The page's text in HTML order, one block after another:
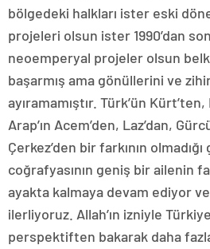
bölgedeki halkları ister eski
projeleri olsun ister 1990’dan
neoemperyal projeler olsun
başarmış ama gönüllerini ve
ayıramamıştır. Türk’ün
Arap’ın Acem’den, Laz’dan,
Çerkez’den bir farkının
coğrafyasının geniş bir ailenin
ayakta kalmaya devam ediyor
ilerliyoruz. Allah’ın izniyle
perspektiften bakarak daha